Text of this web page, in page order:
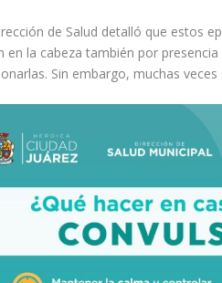
de Salud detalló que estos
en la cabeza también por
Sin embargo, muchas